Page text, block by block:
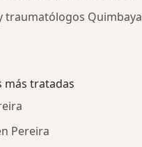
traumatólogos Quimbaya
más tratadas
Pereira